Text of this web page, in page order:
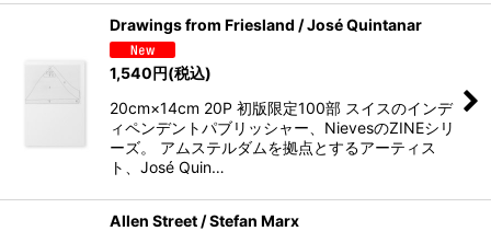
Drawings from Friesland / José Quintanar
1,540円(税込)
20cm×14cm 20P 初版限定100部 スイスのインデ
ィペンデントパブリッシャー、NievesのZINEシリ
ーズ。 アムステルダムを拠点とするアーティス
ト、José Quin…
Allen Street / Stefan Marx